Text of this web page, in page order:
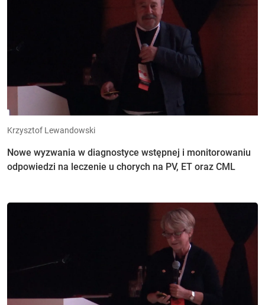
Krzysztof Lewandowski
Nowe wyzwania w diagnostyce wstępnej i monitorowaniu
odpowiedzi na leczenie u chorych na PV, ET oraz CML